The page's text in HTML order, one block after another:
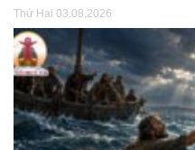
Thứ Hai 03.08.2026